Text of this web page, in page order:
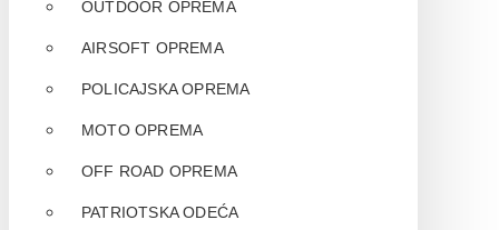
OUTDOOR OPREMA
AIRSOFT OPREMA
POLICAJSKA OPREMA
MOTO OPREMA
OFF ROAD OPREMA
PATRIOTSKA ODEĆA